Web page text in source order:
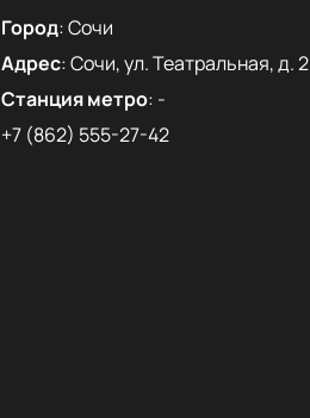
Город:Сочи
Адрес:Сочи, ул. Театральная, д. 2
Станция метро: -
+7 (862) 555-27-42